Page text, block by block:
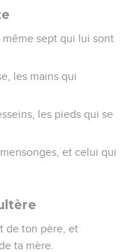
même sept qui lui sont
les mains qui
les pieds qui se
et celui qui
de ton père, et
ta mère.